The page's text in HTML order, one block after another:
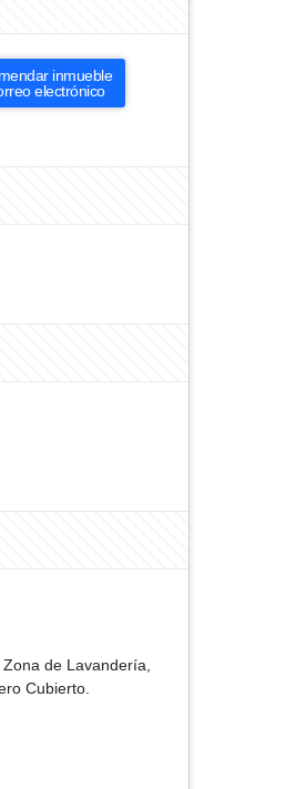
inmueble
electrónico
de Lavandería,
Cubierto.